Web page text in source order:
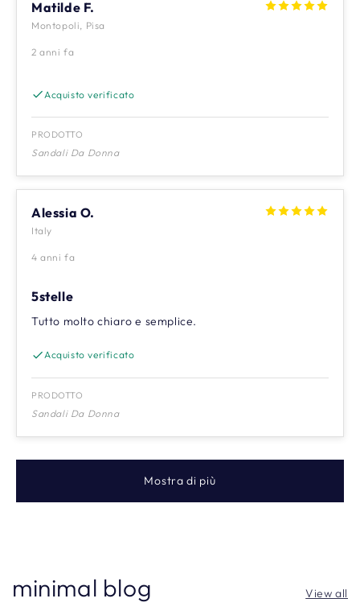
Matilde F.
Montopoli, Pisa
2 anni fa
Acquisto verificato
PRODOTTO
Sandali Da Donna
Alessia O.
Italy
4 anni fa
5stelle
Tutto molto chiaro e semplice.
Acquisto verificato
PRODOTTO
Sandali Da Donna
Mostra di più
minimal blog View all